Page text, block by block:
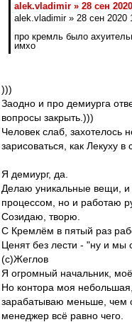
alek.vladimir » 28 сен
alek.vladimir » 28 сен 2020
про кремль было
имхо
)))
Заодно и про демиурга
вопросы закрыть.)))
Человек слаб, захотелось
зарисоваться, как Лекуху
Я демиург, да.
Делаю уникальные вещи, и
процессом, но и работаю
Созидаю, творю.
С Кремлём в пятый раз
Ценят без лести - "ну и мы
(с)Жеглов
Я огромный начальник, моё
Но контора моя
зарабатываю меньше, чем
менеджер всё равно чего.